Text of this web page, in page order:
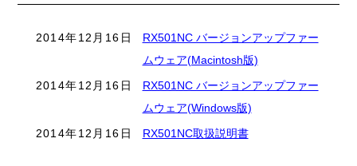
2014年12月16日
RX501NC バージョンアップファー
ムウェア(Macintosh版)
2014年12月16日
RX501NC バージョンアップファー
ムウェア(Windows版)
2014年12月16日
RX501NC取扱説明書